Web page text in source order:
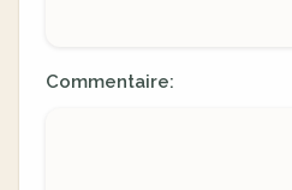
Commentaire: